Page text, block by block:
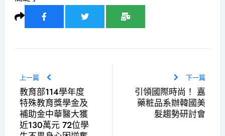
上一篇
教育部114學年度
特殊教育獎學金及
補助金中華醫大獲
近130萬元 72位學
下一篇
引領國際時尚！ 嘉
藥粧品系辦韓國美
髮趨勢研討會